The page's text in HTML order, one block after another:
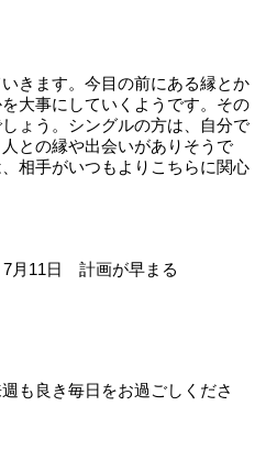
きます。今目の前にある縁とか
大事にしていくようです。その
ょう。シングルの方は、自分で
との縁や出会いがありそうで
相手がいつもよりこちらに関心
11日 計画が早まる
も良き毎日をお過ごしくださ